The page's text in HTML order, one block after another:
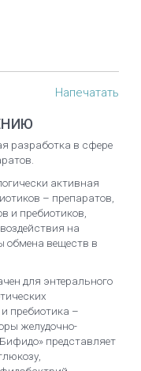
Напечатать
разработка в сфере
активная
– препаратов,
и пребиотиков,
на
обмена веществ в
для энтерального
пребиотика –
желудочно-
представляет